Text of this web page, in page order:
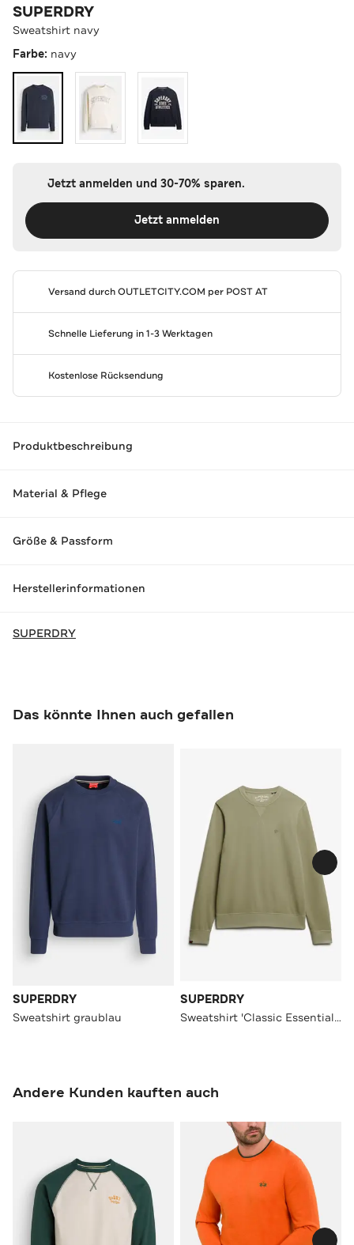
SUPERDRY
Sweatshirt navy
Farbe: navy
Jetzt anmelden und 30-70% sparen.
Jetzt anmelden
Versand durchOUTLETCITY.COM per POST AT
Schnelle Lieferung in 1-3 Werktagen
Kostenlose Rücksendung
Produktbeschreibung
Material & Pflege
Größe & Passform
Herstellerinformationen
SUPERDRY
Das könnte Ihnen auch gefallen
SUPERDRY
Sweatshirt graublau
SUPERDRY
Sweatshirt 'Classic Essential' khaki
Andere Kunden kauften auch